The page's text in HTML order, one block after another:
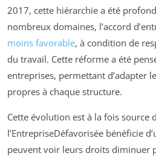
2017, cette hiérarchie a été
nombreux domaines, l’accord
moins favorable, à condition de
du travail. Cette réforme a été
entreprises, permettant d’adapter
propres à chaque structure.
Cette évolution est à la fois source
l’EntrepriseDéfavorisée bénéficie
peuvent voir leurs droits diminuer